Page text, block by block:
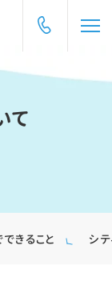
て
きること シ